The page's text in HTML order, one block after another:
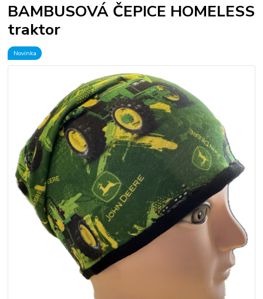
BAMBUSOVÁ ČEPICE HOMELESS
traktor
Novinka